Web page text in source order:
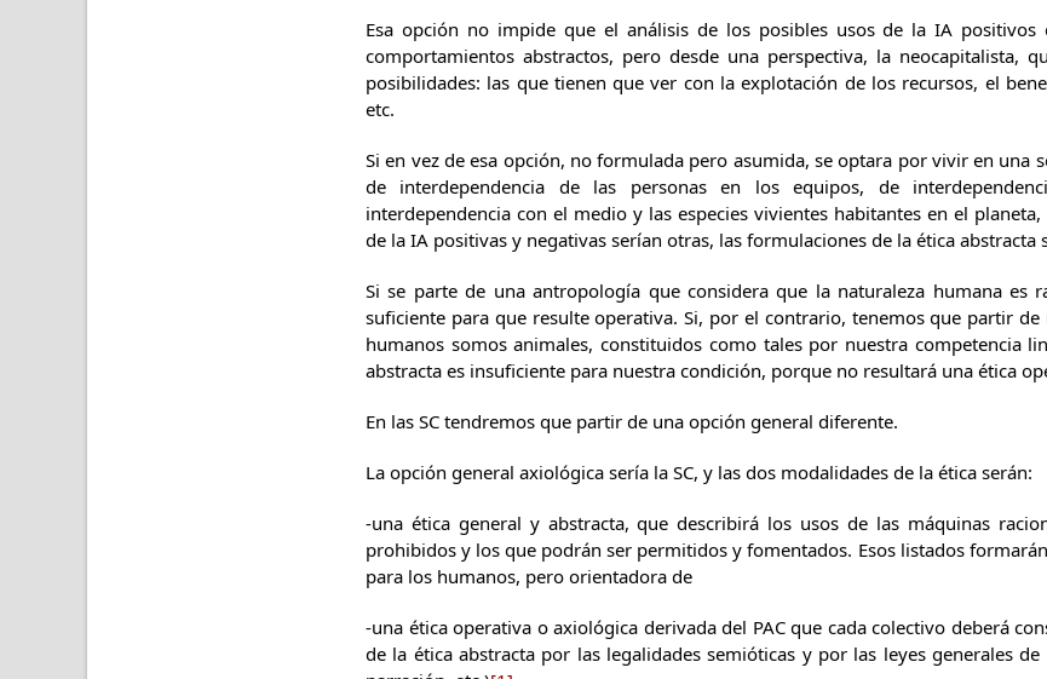
Esa opción no impide que el análisis de los posibles usos de la IA
comportamientos abstractos, pero desde una perspectiva, la neocapitalista,
posibilidades: las que tienen que ver con la explotación de los recursos, el
etc.
Si en vez de esa opción, no formulada pero asumida, se optara por vivir en una
de interdependencia de las personas en los equipos, de
interdependencia con el medio y las especies vivientes habitantes en el
de la IA positivas y negativas serían otras, las formulaciones de la ética abstracta
Si se parte de una antropología que considera que la naturaleza humana es
suficiente para que resulte operativa. Si, por el contrario, tenemos que partir
humanos somos animales, constituidos como tales por nuestra competencia
abstracta es insuficiente para nuestra condición, porque no resultará una ética
En las SC tendremos que partir de una opción general diferente.
La opción general axiológica sería la SC, y las dos modalidades de la ética serán:
-una ética general y abstracta, que describirá los usos de las máquinas
prohibidos y los que podrán ser permitidos y fomentados. Esos listados
para los humanos, pero orientadora de
-una ética operativa o axiológica derivada del PAC que cada colectivo deberá
de la ética abstracta por las legalidades semióticas y por las leyes generales de